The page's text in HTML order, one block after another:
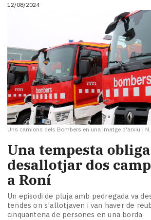
12/08/2024
Uns camions dels Bombers en una imatge d'arxiu |
Una tempesta
desallotjar dos
a Roní
Un episodi de pluja amb pedregada va
tendes on s'allotjaven i van haver de
cinquantena de persones en una borda